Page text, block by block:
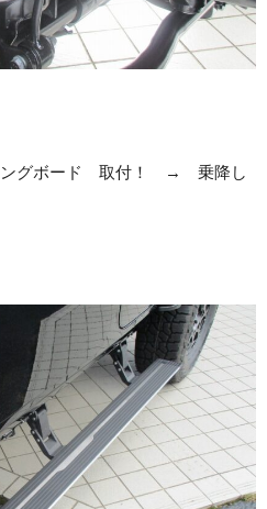
ングボード 取付！ → 乗降し